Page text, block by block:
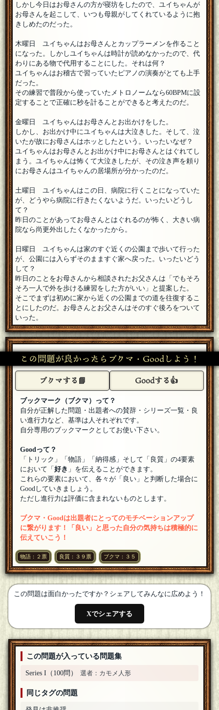
出題ありがとうございました。とても面白かったです！[18年
07月27日 21:31]
だんご部長
21:22]
コンビニおにぎり [１０問出題]
参加します！よろしくお願いします！ [18年07月27日 21:22]
やつぎ
文章からにじみ出るユイちゃんの可愛らしさが凄いです。ほ
っこり。[18年07月27日 21:03]
やつぎさん、いらっしゃいませ。[18年07月27日 21:01]
やつぎ
こんばんは、参加させていただきます[18年07月27日 20:57]
だんご部長
フェルマー
参加しまｓ
[18年07月27日 20:42]
だんご部長
ありんこさん、いらっしゃいませ。
ありんこ
参加します＾＾ [18年07月27日 20:38]
だんご部長
コウCHAさん、いらっしゃいませ。[18年07月27日 20:37]
コウCHA[５００回良質問]
参加します。
だんご部長
OUTISさん、いらっしゃいませ。[18年07月27日 20:29]
OUTIS
参加させてもらうヨ[18年07月27日 20:28]
だんご部長
こはいちさん、いらっしゃいませ。
こはいち
さんかしますさん [18年07月27日 20:24]
しかし今日はお母さんの方が寝坊をしたので、ユイちゃんが
お母さんを起こして、いつも母親がしてくれているように抱
きしめたのだった。
木曜日 ユイちゃんはお母さんとカップラーメンを作ること
になった。しかしユイちゃんは時計が読めなかったので、代
わりにある物で代用することにした。それは何？
ユイちゃんはお稽古で習っていたピアノの演奏がとても上手
だった。
その練習で普段から使っていたメトロノームなら60BPMに設
定することで正確に秒を計ることができると考えたのだ。
金曜日 ユイちゃんはお母さんとお出かけをした。
しかし、お出かけ中にユイちゃんは大泣きした。そして、泣
いたが故にお母さんはホッとしたという。いったいなぜ？
ユイちゃんはお母さんとお出かけ中にお母さんとはぐれてし
まう。ユイちゃんは怖くて大泣きしたが、その泣き声を頼り
にお母さんはユイちゃんの居場所が分かったのだ。
土曜日 ユイちゃんはこの日、病院に行くことになっていた
が、どうやら病院に行きたくないようだ。いったいどうし
て？
昨日のことがあってお母さんとはぐれるのが怖く、大きい病
院なら尚更外出したくなかったから。
日曜日 ユイちゃんは家のすぐ近くの公園まで歩いて行った
が、公園には入らずそのまますぐ家へ戻った。いったいどう
して？
昨日のことをお母さんから相談されたお父さんは「でもそろ
そろ一人で外を歩ける練習をした方がいい」と提案した。
そこでまずは初めに家から近くの公園までの道を往復するこ
とにしたのだ。お母さんとお父さんはそのすぐ後ろをついて
いった。
この問題が良かったらブクマ・Goodしよう！
ブクマする📘 Goodする👍
ブックマーク（ブクマ）って？
自分が正解した問題・出題者への賛辞・シリーズ一覧・良
い進行力など、基準は人それぞれです。
自分専用のブックマークとしてお使い下さい。
Goodって？
「トリック」「物語」「納得感」そして「良質」の4要素
において「好き 」を伝えることができます。
これらの要素において、各々が「良い」と判断した場合に
Goodしていきましょう。
ただし進行力は評価に含まれないものとします。
ブクマ・Goodは出題者にとってのモチベーションアップ
に繋がります！「良い」と思った自分の気持ちは積極的に
伝えていこう！
物語：２票 良質：３９票 ブクマ：３５
この問題は面白かったですか？シェアしてみんなに広めよう！
Xでシェアする
この問題が入っている問題集
Series I（100問） 選者：カモメ人形
同じタグの問題